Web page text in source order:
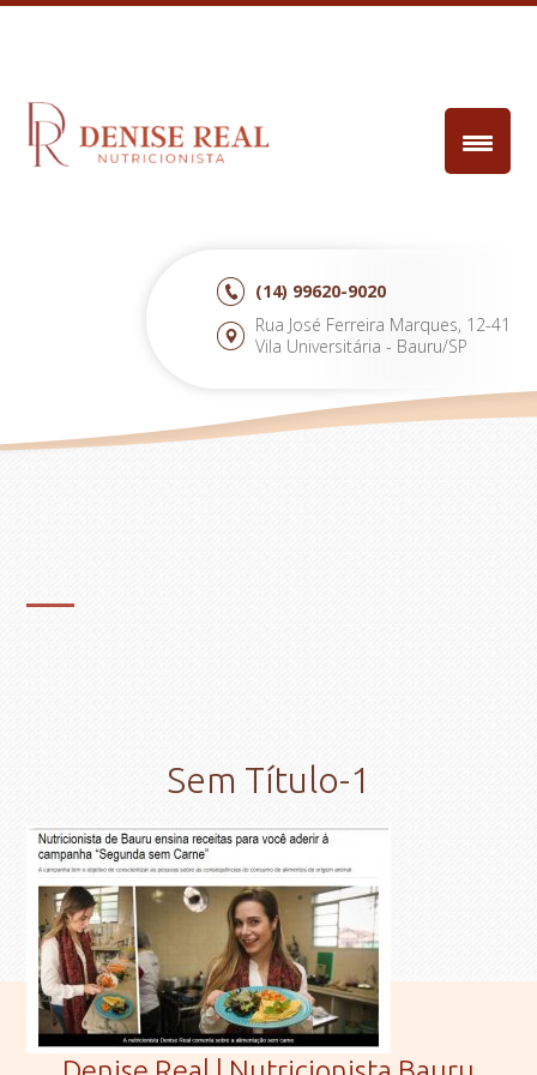
(14) 99620-9020
Rua José Ferreira Marques, 12-41
Vila Universitária - Bauru/SP
Sem Título-1